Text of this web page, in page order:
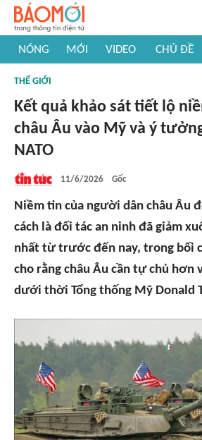
NÓNG MỚI VIDEO CHỦ ĐỀ
#Khám phá thế giới
THẾ GIỚI
Kết quả khảo sát tiết lộ
châu Âu vào Mỹ và ý
NATO
11/6/2026 Gốc
Niềm tin của người dân châu Âu
cách là đối tác an ninh đã giảm
nhất từ trước đến nay, trong bối
cho rằng châu Âu cần tự chủ hơn
dưới thời Tổng thống Mỹ Donald